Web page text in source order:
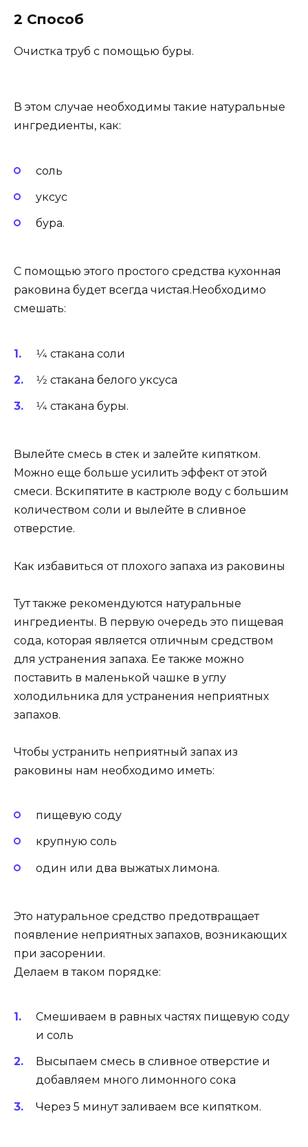
2 Способ
Очистка труб с помощью буры.
В этом случае необходимы такие натуральные
ингредиенты, как:
соль
уксус
бура.
С помощью этого простого средства кухонная
раковина будет всегда чистая.Необходимо
смешать:
1⁄4 стакана соли
1⁄2 стакана белого уксуса
1⁄4 стакана буры.
Вылейте смесь в стек и залейте кипятком.
Можно еще больше усилить эффект от этой
смеси. Вскипятите в кастрюле воду с большим
количеством соли и вылейте в сливное
отверстие.
Как избавиться от плохого запаха из раковины
Тут также рекомендуются натуральные
ингредиенты. В первую очередь это пищевая
сода, которая является отличным средством
для устранения запаха. Ее также можно
поставить в маленькой чашке в углу
холодильника для устранения неприятных
запахов.
Чтобы устранить неприятный запах из
раковины нам необходимо иметь:
пищевую соду
крупную соль
один или два выжатых лимона.
Это натуральное средство предотвращает
появление неприятных запахов, возникающих
при засорении.
Делаем в таком порядке:
Смешиваем в равных частях пищевую соду
и соль
Высыпаем смесь в сливное отверстие и
добавляем много лимонного сока
Через 5 минут заливаем все кипятком.